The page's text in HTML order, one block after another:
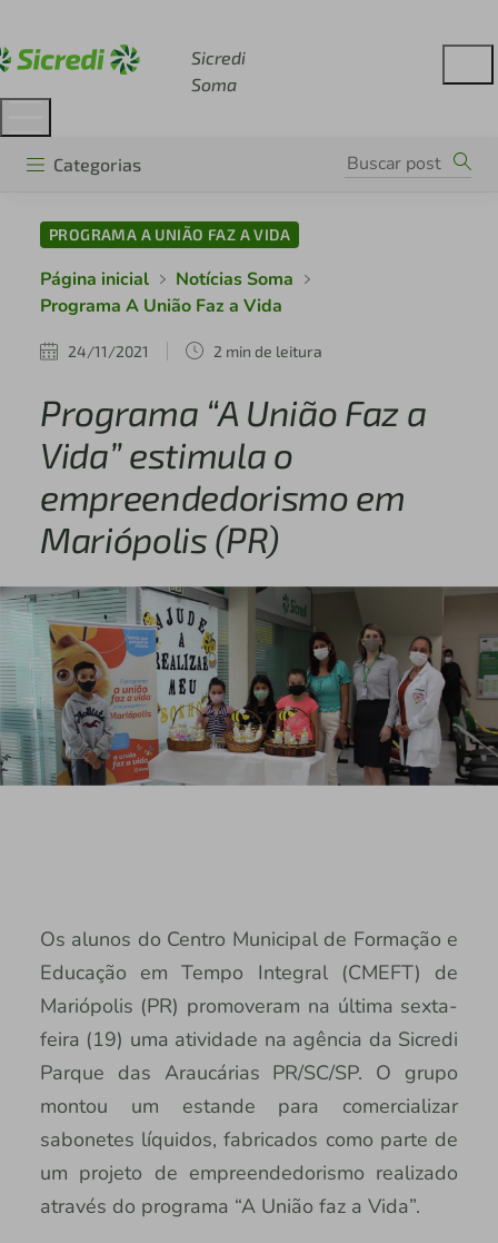
Sicredi
Soma
Categorias
PROGRAMA A UNIÃO FAZ A VIDA
Página inicial
Notícias Soma
Programa A União Faz a Vida
24/11/2021 2 min de leitura
Programa “A União Faz a
Vida” estimula o
empreendedorismo em
Mariópolis (PR)
Os alunos do Centro Municipal de Formação e
Educação em Tempo Integral (CMEFT) de
Mariópolis (PR) promoveram na última sexta-
feira (19) uma atividade na agência da Sicredi
Parque das Araucárias PR/SC/SP. O grupo
montou um estande para comercializar
sabonetes líquidos, fabricados como parte de
um projeto de empreendedorismo realizado
através do programa “A União faz a Vida”.